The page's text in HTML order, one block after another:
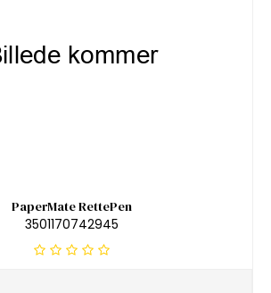
PaperMate RettePen
3501170742945